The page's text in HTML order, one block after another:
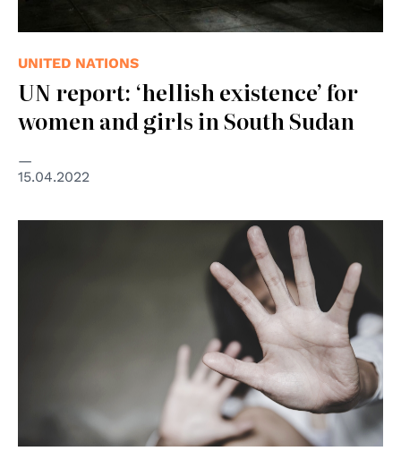
UNITED NATIONS
UN report: ‘hellish existence’ for
women and girls in South Sudan
15.04.2022